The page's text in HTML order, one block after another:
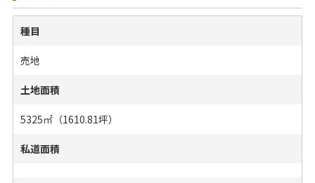
種目
売地
土地面積
5325㎡（1610.81坪）
私道面積